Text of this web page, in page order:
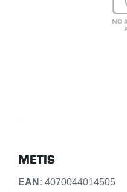
METIS
EAN: 4070044014505